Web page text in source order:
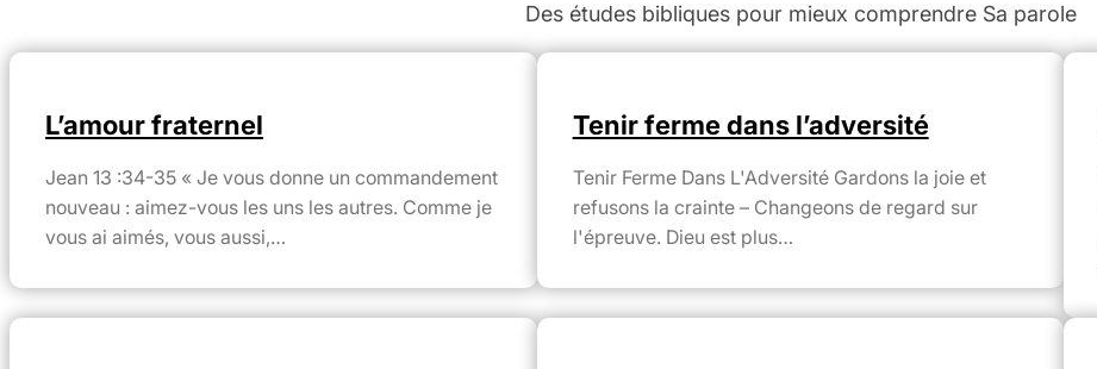
Des études bibliques pour mieux comprendre Sa parole
L’amour fraternel
Jean 13 :34-35 « Je vous donne un commandement
nouveau : aimez-vous les uns les autres. Comme je
vous ai aimés, vous aussi,…
Tenir ferme dans l’adversité
Tenir Ferme Dans L'Adversité Gardons la joie et
refusons la crainte – Changeons de regard sur
l'épreuve. Dieu est plus…